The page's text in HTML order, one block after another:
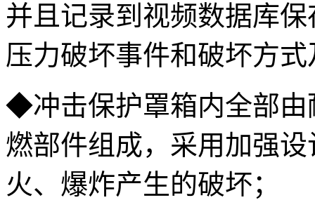
并且记录到视频数据库
压力破坏事件和破坏方
◆冲击保护罩箱内全部由
燃部件组成，采用加强
火、爆炸产生的破坏；